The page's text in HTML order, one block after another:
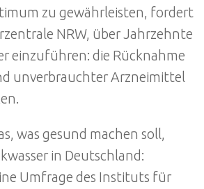
zu gewährleisten, fordert
NRW, über Jahrzehnte
einzuführen: die Rücknahme
unverbrauchter Arzneimittel
was gesund machen soll,
in Deutschland:
Umfrage des Instituts für